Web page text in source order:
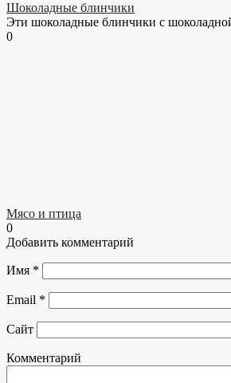
Шоколадные блинчики
Эти шоколадные блинчики с
0
Мясо и птица
0
Добавить комментарий
Имя *
Email *
Сайт
Комментарий